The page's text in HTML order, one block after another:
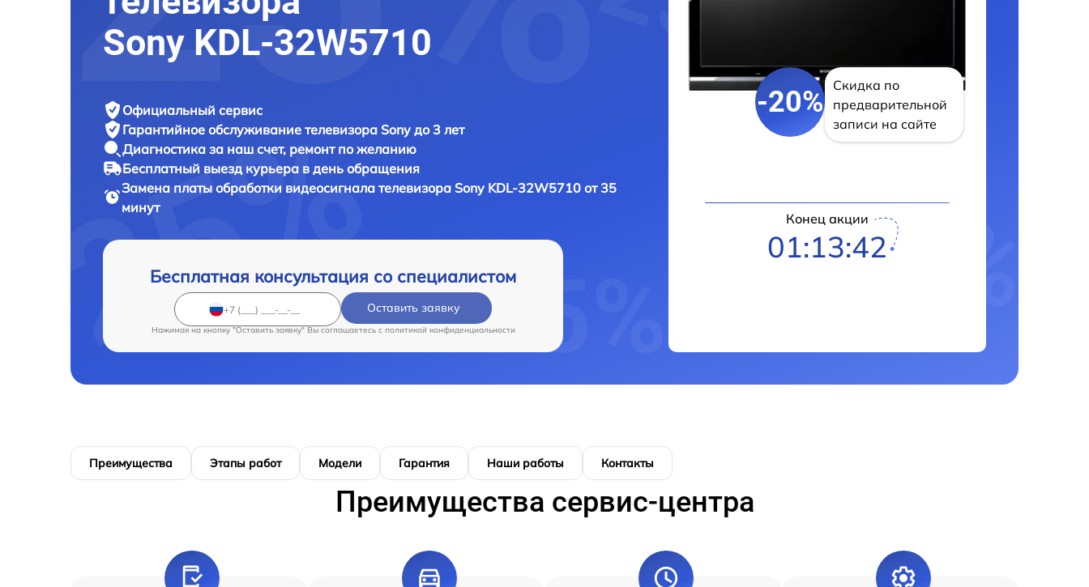
Sony KDL-32W5710
Официальный сервис
Гарантийное обслуживание телевизора Sony до 3 лет
Диагностика за наш счет, ремонт по желанию
Бесплатный выезд курьера в день обращения
Замена платы обработки видеосигнала телевизораSony KDL-32W5710 от 35
минут
Бесплатная консультация со специалистом
Оставить заявку
Нажимая на кнопку "Оставить заявку" Вы соглашаетесь c политикой конфиденциальности
-20%
Скидка по
предварительной
записи на сайте
Конец акции
01:13:41
Преимущества Этапы работ Модели Гарантия Наши работы Контакты
Преимущества сервис-центра